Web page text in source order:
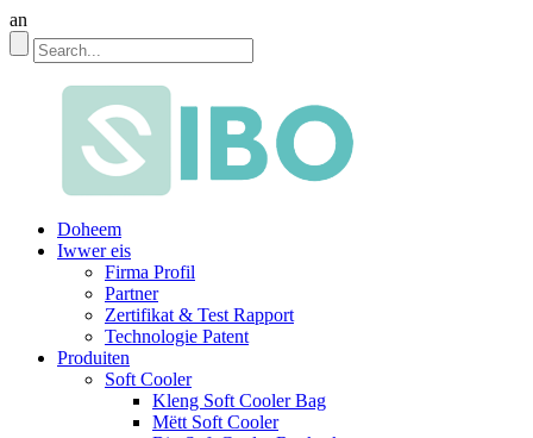
an
Doheem
Iwwer eis
Firma Profil
Partner
Zertifikat & Test Rapport
Technologie Patent
Produiten
Soft Cooler
Kleng Soft Cooler Bag
Mëtt Soft Cooler